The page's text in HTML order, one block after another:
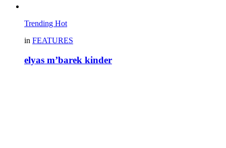
Trending Hot
in FEATURES
elyas m’barek kinder